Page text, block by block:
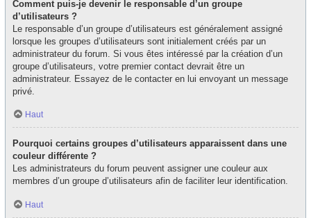
Comment puis-je devenir le responsable d’un groupe
d’utilisateurs ?
Le responsable d’un groupe d’utilisateurs est généralement assigné
lorsque les groupes d’utilisateurs sont initialement créés par un
administrateur du forum. Si vous êtes intéressé par la création d’un
groupe d’utilisateurs, votre premier contact devrait être un
administrateur. Essayez de le contacter en lui envoyant un message
privé.
Haut
Pourquoi certains groupes d’utilisateurs apparaissent dans une
couleur différente ?
Les administrateurs du forum peuvent assigner une couleur aux
membres d’un groupe d’utilisateurs afin de faciliter leur identification.
Haut